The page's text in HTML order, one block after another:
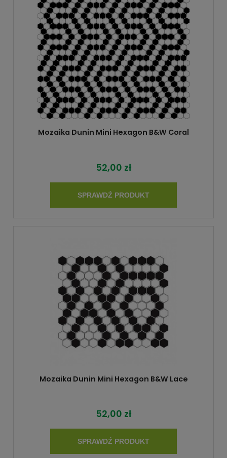
Mozaika Dunin Mini Hexagon B&W Coral
52,00 zł
SPRAWDŹ PRODUKT
Mozaika Dunin Mini Hexagon B&W Lace
52,00 zł
SPRAWDŹ PRODUKT